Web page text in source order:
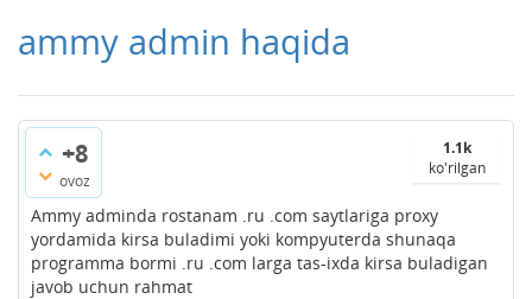
ammy admin haqida
+8
ovoz
1.1k
ko'rilgan
Ammy adminda rostanam .ru .com saytlariga proxy
yordamida kirsa buladimi yoki kompyuterda shunaqa
programma bormi .ru .com larga tas-ixda kirsa buladigan
javob uchun rahmat